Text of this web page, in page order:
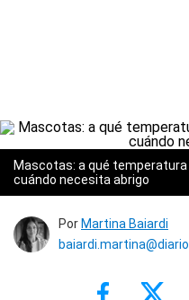
Mascotas: a qué
cuándo necesita abrigo
Por Martina Baiardi